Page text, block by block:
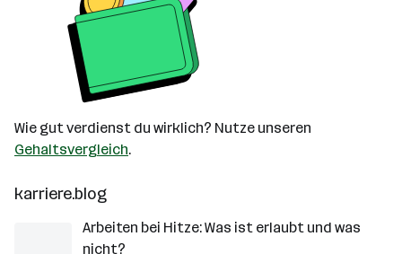
Wie gut verdienst du wirklich? Nutze unseren
Gehaltsvergleich.
karriere.blog
Arbeiten bei Hitze: Was ist erlaubt und was
nicht?